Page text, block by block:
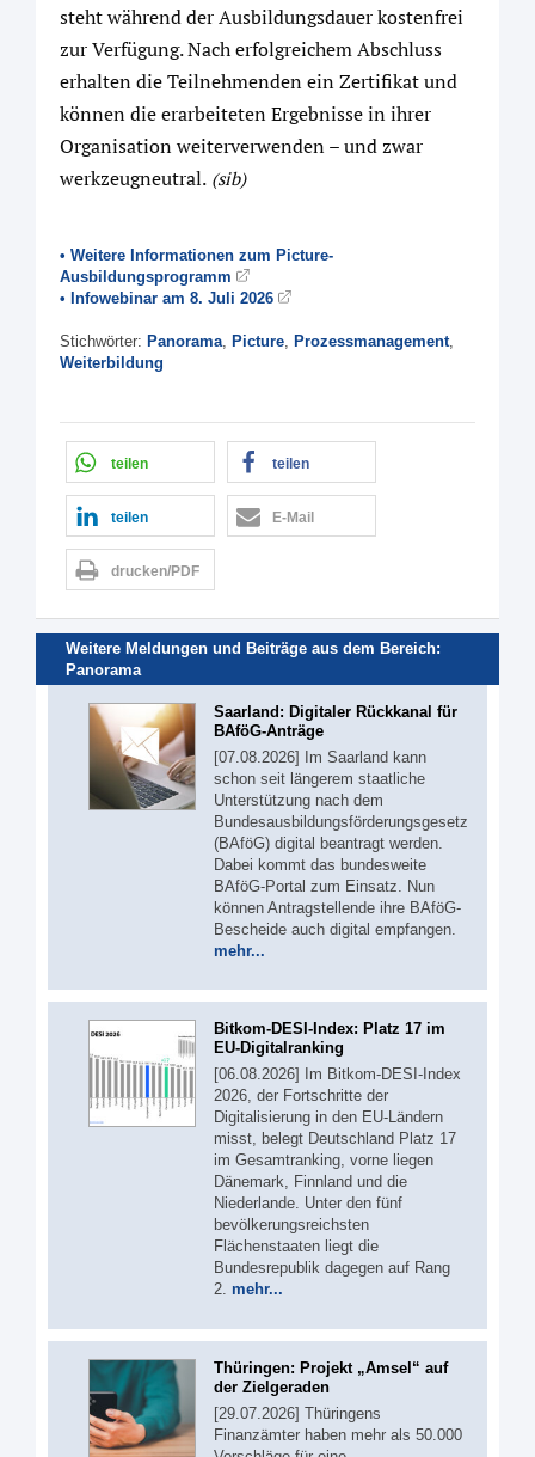
steht während der Ausbildungsdauer kostenfrei
zur Verfügung. Nach erfolgreichem Abschluss
erhalten die Teilnehmenden ein Zertifikat und
können die erarbeiteten Ergebnisse in ihrer
Organisation weiterverwenden – und zwar
werkzeugneutral. (sib)
• Weitere Informationen zum Picture-
Ausbildungsprogramm
• Infowebinar am 8. Juli 2026
Stichwörter: Panorama, Picture, Prozessmanagement,
Weiterbildung
teilen teilen
teilen E-Mail
drucken/PDF
Weitere Meldungen und Beiträge aus dem Bereich:
Panorama
Saarland: Digitaler Rückkanal für
BAföG-Anträge
[07.08.2026] Im Saarland kann
schon seit längerem staatliche
Unterstützung nach dem
Bundesausbildungsförderungsgesetz
(BAföG) digital beantragt werden.
Dabei kommt das bundesweite
BAföG-Portal zum Einsatz. Nun
können Antragstellende ihre BAföG-
Bescheide auch digital empfangen.
mehr...
Bitkom-DESI-Index: Platz 17 im
EU-Digitalranking
[06.08.2026] Im Bitkom-DESI-Index
2026, der Fortschritte der
Digitalisierung in den EU-Ländern
misst, belegt Deutschland Platz 17
im Gesamtranking, vorne liegen
Dänemark, Finnland und die
Niederlande. Unter den fünf
bevölkerungsreichsten
Flächenstaaten liegt die
Bundesrepublik dagegen auf Rang
2. mehr...
Thüringen: Projekt „Amsel“ auf
der Zielgeraden
[29.07.2026] Thüringens
Finanzämter haben mehr als 50.000